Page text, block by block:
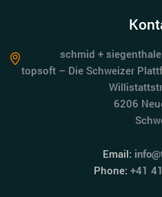
schmid +
topsoft – Die Schweizer
6206
Email:
Phone: +41